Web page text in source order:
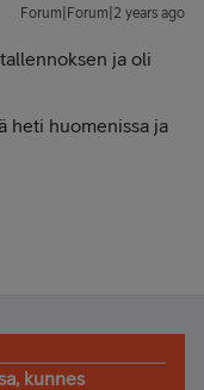
Forum|Forum|2 years ago
ja oli
heti huomenissa ja
kunnes